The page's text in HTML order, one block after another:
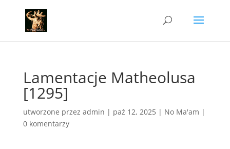
Lamentacje Matheolusa
[1295]
utworzone przez admin | paź 12, 2025| No Ma'am |
0 komentarzy